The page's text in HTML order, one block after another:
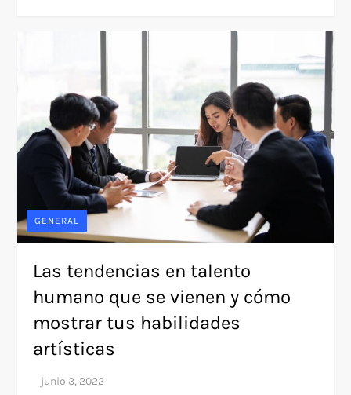
GENERAL
Las tendencias en talento
humano que se vienen y cómo
mostrar tus habilidades
artísticas